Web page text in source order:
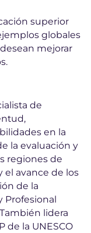
superior
globales
mejorar
de
en la
la evaluación y
regiones de
el avance de los
de la
Profesional
lidera
de la UNESCO